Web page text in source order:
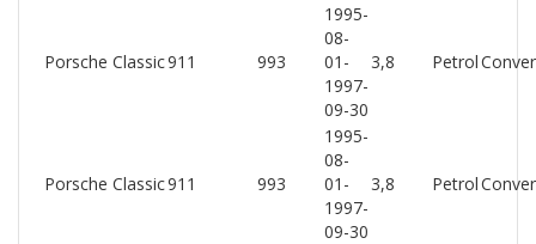
Porsche Classic911 993
1995-
08-
01-
1997-
09-30
3,8 Petrol
Porsche Classic911 993
1995-
08-
01-
1997-
09-30
3,8 Petrol